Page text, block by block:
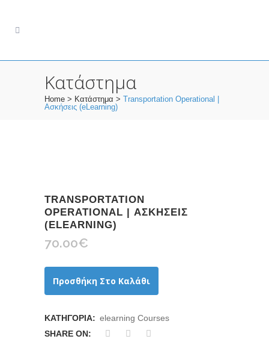
Κατάστημα
Home > Κατάστημα > Transportation Operational |
Ασκήσεις (eLearning)
TRANSPORTATION
OPERATIONAL | ΑΣΚΉΣΕΙΣ
(ELEARNING)
70.00€
Προσθήκη Στο Καλάθι
ΚΑΤΗΓΟΡΊΑ: elearning Courses
SHARE ON: